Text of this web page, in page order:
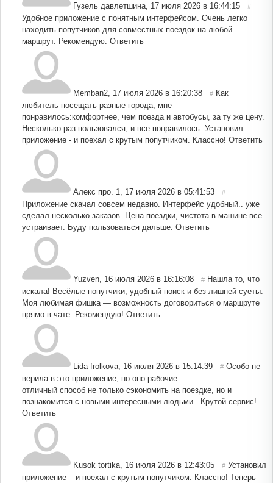
Гузель давлетшина 17 июля 2026 в 16:44:15 #
Удобное приложение с понятным интерфейсом. Очень легко
находить попутчиков для совместных поездок на любой
маршрут. Рекомендую. Ответить
Memban2 17 июля 2026 в 16:20:38 # Как
любитель посещать разные города, мне
понравилось:комфортнее, чем поезда и автобусы, за ту же цену.
Несколько раз пользовался, и все понравилось. Установил
приложение - и поехал с крутым попутчиком. Классно! Ответить
Алекс про. 1 17 июля 2026 в 05:41:53 #
Приложение скачал совсем недавно. Интерфейс удобный.. уже
сделал несколько заказов. Цена поездки, чистота в машине все
устраивает. Буду пользоваться дальше. Ответить
Yuzven 16 июля 2026 в 16:16:08 # Нашла то, что
искала! Весёлые попутчики, удобный поиск и без лишней суеты.
Моя любимая фишка — возможность договориться о маршруте
прямо в чате. Рекомендую! Ответить
Lida frolkova 16 июля 2026 в 15:14:39 # Особо не
верила в это приложение, но оно рабочие
отличный способ не только сэкономить на поездке, но и
познакомится с новыми интересными людьми . Крутой сервис!
Ответить
Kusok tortika 16 июля 2026 в 12:43:05 # Установил
приложение – и поехал с крутым попутчиком. Классно! Теперь